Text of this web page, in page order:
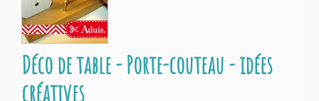
Déco de table - Porte-couteau - idées
créatives